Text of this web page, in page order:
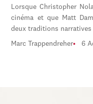
Lorsque Christopher
cinéma et que Matt
deux traditions
Marc Trappendreher 6